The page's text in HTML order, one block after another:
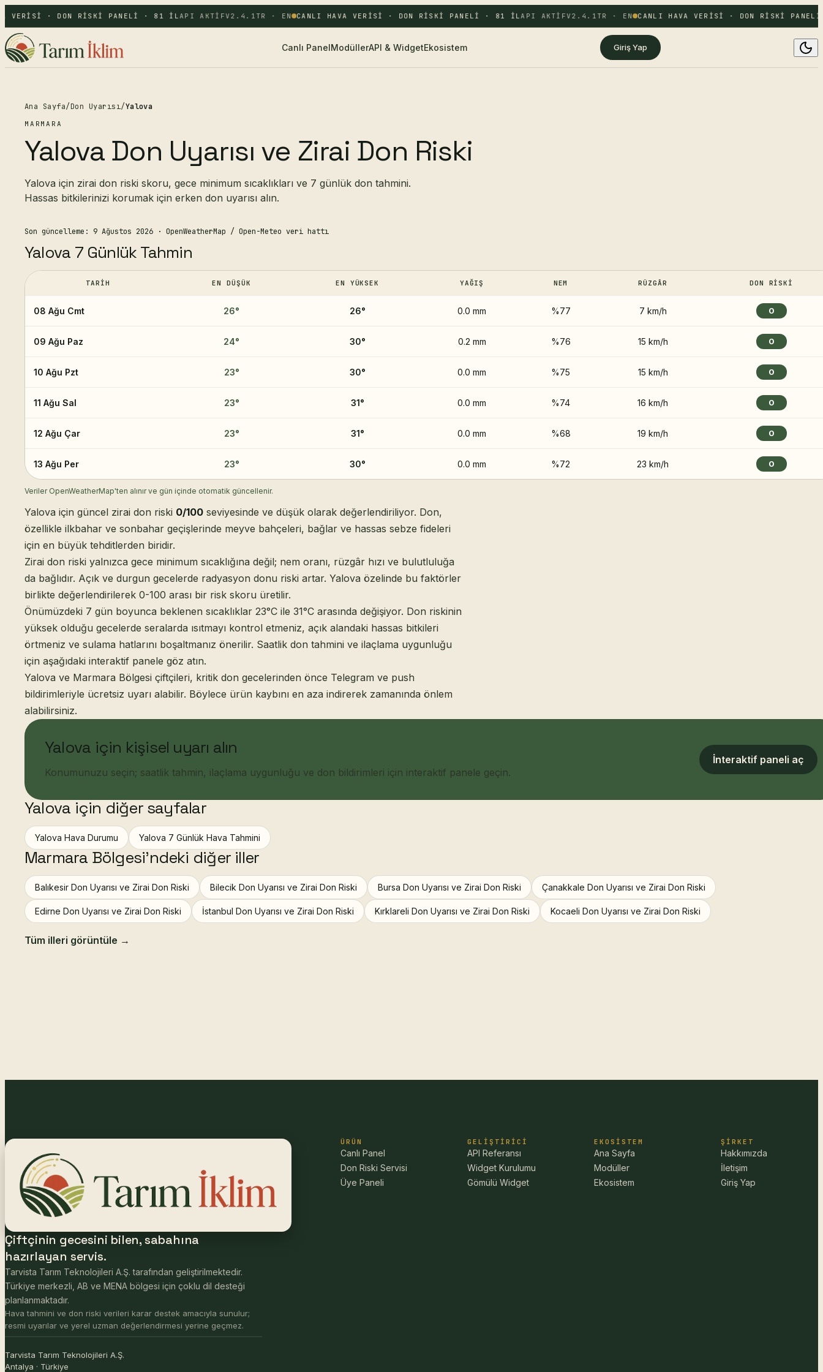
VERISI · DON RISKI PANELI · 81 IL API AKTIF V2.4.1 TR · EN CANLI HAVA VERISI · DON RISKI PANELI · 81 IL API AKTIF V2.4.1 TR · EN CANLI HAVA VERISI · DON RISKI
Canlı PanelModüllerAPI & WidgetEkosistem Giriş Yap
Ana Sayfa/Don Uyarısı/Yalova
MARMARA
Yalova Don Uyarısı ve Zirai Don Riski
Yalova için zirai don riski skoru, gece minimum sıcaklıkları ve 7 günlük don tahmini.
Hassas bitkilerinizi korumak için erken don uyarısı alın.
Son güncelleme: 9 Ağustos 2026 · OpenWeatherMap / Open-Meteo veri hattı
Yalova 7 Günlük Tahmin
TARIH EN DÜŞÜK EN YÜKSEK YAĞIŞ NEM RÜZGÂR DON RISKI
08 Ağu Cmt 26° 26° 0.0 mm %77 7 km/h 0
09 Ağu Paz 24° 30° 0.2 mm %76 15 km/h 0
10 Ağu Pzt 23° 30° 0.0 mm %75 15 km/h 0
11 Ağu Sal 23° 31° 0.0 mm %74 16 km/h 0
12 Ağu Çar 23° 31° 0.0 mm %68 19 km/h 0
13 Ağu Per 23° 30° 0.0 mm %72 23 km/h 0
Veriler OpenWeatherMap'ten alınır ve gün içinde otomatik güncellenir.
Yalova için güncel zirai don riski 0/100 seviyesinde ve düşük olarak değerlendiriliyor. Don,
özellikle ilkbahar ve sonbahar geçişlerinde meyve bahçeleri, bağlar ve hassas sebze fideleri
için en büyük tehditlerden biridir.
Zirai don riski yalnızca gece minimum sıcaklığına değil; nem oranı, rüzgâr hızı ve bulutluluğa
da bağlıdır. Açık ve durgun gecelerde radyasyon donu riski artar. Yalova özelinde bu faktörler
birlikte değerlendirilerek 0-100 arası bir risk skoru üretilir.
Önümüzdeki 7 gün boyunca beklenen sıcaklıklar 23°C ile 31°C arasında değişiyor. Don riskinin
yüksek olduğu gecelerde seralarda ısıtmayı kontrol etmeniz, açık alandaki hassas bitkileri
örtmeniz ve sulama hatlarını boşaltmanız önerilir. Saatlik don tahmini ve ilaçlama uygunluğu
için aşağıdaki interaktif panele göz atın.
Yalova ve Marmara Bölgesi çiftçileri, kritik don gecelerinden önce Telegram ve push
bildirimleriyle ücretsiz uyarı alabilir. Böylece ürün kaybını en aza indirerek zamanında önlem
alabilirsiniz.
Yalova için kişisel uyarı alın
Konumunuzu seçin; saatlik tahmin, ilaçlama uygunluğu ve don bildirimleri için interaktif panele geçin.
İnteraktif paneli aç
Yalova için diğer sayfalar
Yalova Hava Durumu Yalova 7 Günlük Hava Tahmini
Marmara Bölgesi'ndeki diğer iller
Balıkesir Don Uyarısı ve Zirai Don Riski Bilecik Don Uyarısı ve Zirai Don Riski Bursa Don Uyarısı ve Zirai Don Riski Çanakkale Don Uyarısı ve Zirai Don Riski
Edirne Don Uyarısı ve Zirai Don Riski İstanbul Don Uyarısı ve Zirai Don Riski Kırklareli Don Uyarısı ve Zirai Don Riski Kocaeli Don Uyarısı ve Zirai Don Riski
Tüm illeri görüntüle →
Çiftçinin gecesini bilen, sabahına
hazırlayan servis.
Tarvista Tarım Teknolojileri A.Ş. tarafından geliştirilmektedir.
Türkiye merkezli, AB ve MENA bölgesi için çoklu dil desteği
planlanmaktadır.
Hava tahmini ve don riski verileri karar destek amacıyla sunulur;
resmi uyarılar ve yerel uzman değerlendirmesi yerine geçmez.
Tarvista Tarım Teknolojileri A.Ş.
Antalya · Türkiye
ÜRÜN
Canlı Panel
Don Riski Servisi
Üye Paneli
GELIŞTIRICI
API Referansı
Widget Kurulumu
Gömülü Widget
EKOSISTEM
Ana Sayfa
Modüller
Ekosistem
ŞIRKET
Hakkımızda
İletişim
Giriş Yap